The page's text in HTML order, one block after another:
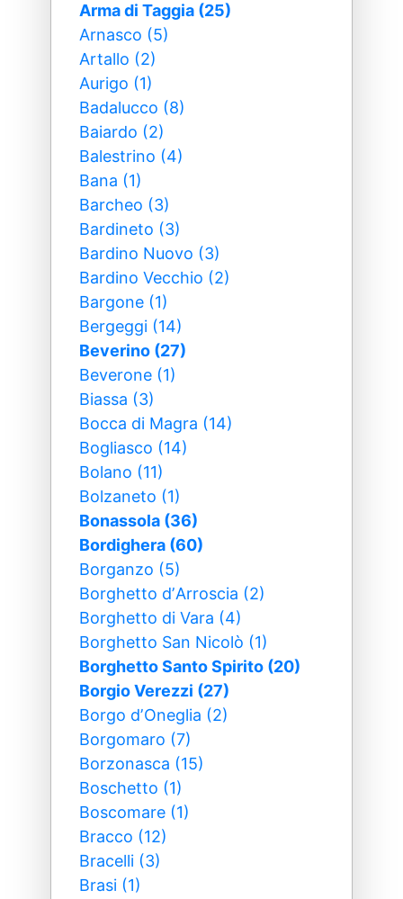
Arma di Taggia (25)
Arnasco (5)
Artallo (2)
Aurigo (1)
Badalucco (8)
Baiardo (2)
Balestrino (4)
Bana (1)
Barcheo (3)
Bardineto (3)
Bardino Nuovo (3)
Bardino Vecchio (2)
Bargone (1)
Bergeggi (14)
Beverino (27)
Beverone (1)
Biassa (3)
Bocca di Magra (14)
Bogliasco (14)
Bolano (11)
Bolzaneto (1)
Bonassola (36)
Bordighera (60)
Borganzo (5)
Borghetto dʼArroscia (2)
Borghetto di Vara (4)
Borghetto San Nicolò (1)
Borghetto Santo Spirito (20)
Borgio Verezzi (27)
Borgo dʼOneglia (2)
Borgomaro (7)
Borzonasca (15)
Boschetto (1)
Boscomare (1)
Bracco (12)
Bracelli (3)
Brasi (1)